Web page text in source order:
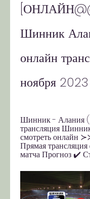
Шинник
онлайн
ноября 2023
Шинник - Алания
трансляция
смотреть онлайн
Прямая
матча Прогноз ✔️